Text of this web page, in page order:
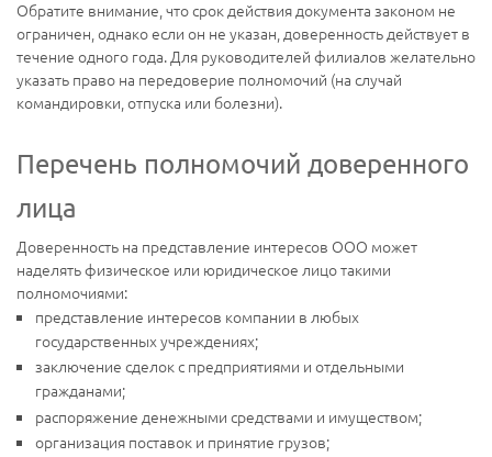
Обратите внимание, что срок действия документа законом не
ограничен, однако если он не указан, доверенность действует в
течение одного года. Для руководителей филиалов желательно
указать право на передоверие полномочий (на случай
командировки, отпуска или болезни).
Перечень полномочий доверенного
лица
Доверенность на представление интересов ООО может
наделять физическое или юридическое лицо такими
полномочиями:
представление интересов компании в любых
государственных учреждениях;
заключение сделок с предприятиями и отдельными
гражданами;
распоряжение денежными средствами и имуществом;
организация поставок и принятие грузов;